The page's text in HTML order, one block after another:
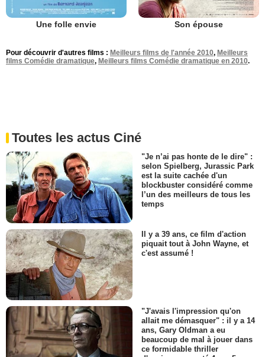
Une folle envie Son épouse
Pour découvrir d'autres films : Meilleurs films de l'année 2010, Meilleurs
films Comédie dramatique, Meilleurs films Comédie dramatique en 2010.
Toutes les actus Ciné
"Je n’ai pas honte de le dire" :
selon Spielberg, Jurassic Park
est la suite cachée d'un
blockbuster considéré comme
l’un des meilleurs de tous les
temps
Il y a 39 ans, ce film d'action
piquait tout à John Wayne, et
c'est assumé !
"J'avais l'impression qu'on
allait me démasquer" : il y a 14
ans, Gary Oldman a eu
beaucoup de mal à jouer dans
ce formidable thriller